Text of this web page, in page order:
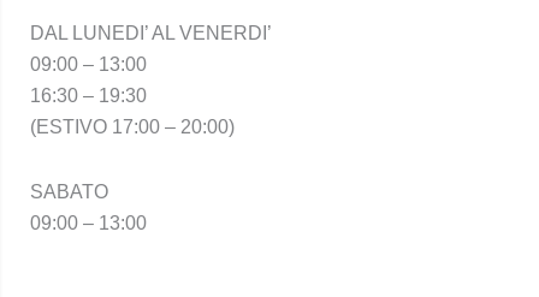
DAL LUNEDI’ AL VENERDI’
09:00 – 13:00
16:30 – 19:30
(ESTIVO 17:00 – 20:00)
SABATO
09:00 – 13:00